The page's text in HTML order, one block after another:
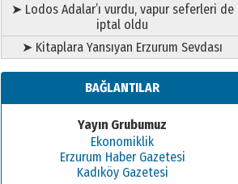
➤ Lodos Adalar’ı vurdu, vapur seferleri de
iptal oldu
➤ Kitaplara Yansıyan Erzurum Sevdası
BAĞLANTILAR
Yayın Grubumuz
Ekonomiklik
Erzurum Haber Gazetesi
Kadıköy Gazetesi